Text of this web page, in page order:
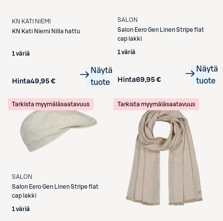
KN KATI NIEMI
KN Kati Niemi Nilla hattu
1 väriä
Hinta49,95 €
Näytä
tuote
SALON
Salon Eero Gen Linen Stripe flat
cap lakki
1 väriä
Hinta69,95 €
Näytä
tuote
Tarkista myymäläsaatavuus
SALON
Salon Eero Gen Linen Stripe flat
cap lakki
1 väriä
Tarkista myymäläsaatavuus